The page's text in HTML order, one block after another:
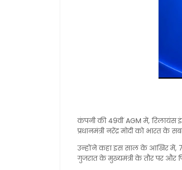
कंपनी की 49वीं AGM में,
प्रधानमंत्री नरेंद्र मोदी को भारत
उन्होंने कहा इस साल के आखिर में,
गुजरात के मुख्यमंत्री के तौर पर और